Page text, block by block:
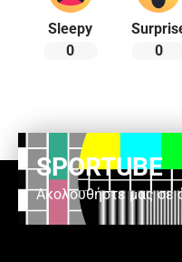
Sleepy
0
0
SPORTUBE
Ακολουθήστε μας σε